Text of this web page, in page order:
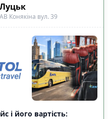
Луцьк
АВ Конякіна вул. 39
і його вартість: